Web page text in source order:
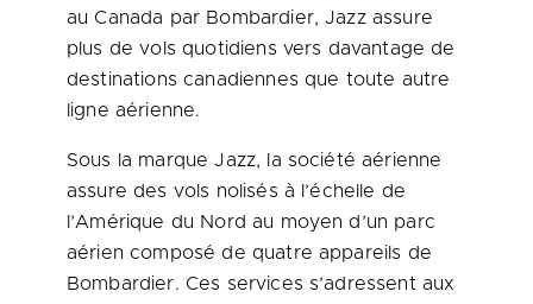
auCanada par Bombardier, Jazz assure
plus de vols quotidiens vers davantage de
destinations canadiennes que toute autre
ligne aérienne.
Sous la marque Jazz, la société aérienne
assure des vols nolisés à l’échelle de
l’Amérique du Nord au moyen d’un parc
aérien composé de quatre appareils de
Bombardier. Ces services s’adressent aux